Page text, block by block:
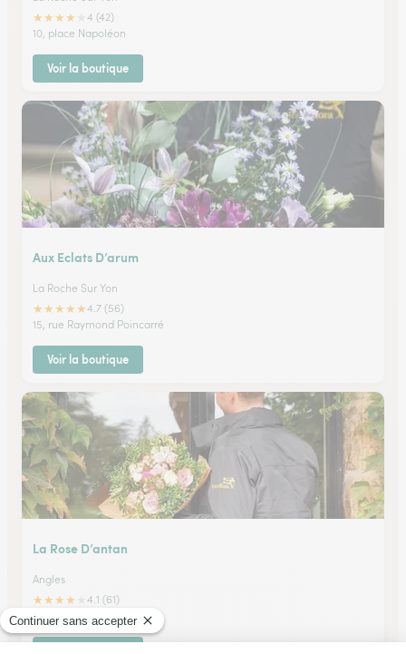
★★★★
4 (42)
10, place Napoléon
Voir la boutique
Aux Eclats D’arum
La Roche Sur Yon
★★★★★4.7 (56)
15, rue Raymond Poincarré
Voir la boutique
La Rose D’antan
Angles
★★★★
4.1 (61)
2, place de l'Eglise